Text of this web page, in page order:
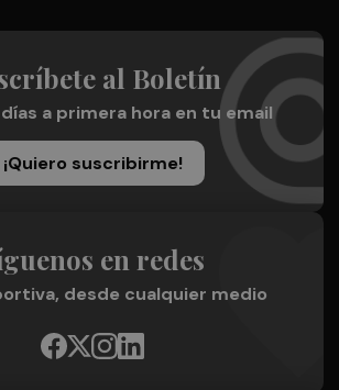
al Boletín
a primera hora en tu email
¡Quiero suscribirme!
en redes
desde cualquier medio